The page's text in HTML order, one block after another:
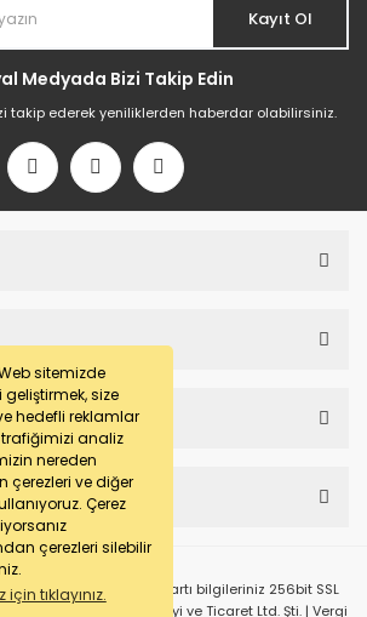
sitemizde
size
hedefli reklamlar
analiz
nereden
ve diğer
Çerez
çerezleri silebilir
tıklayınız.
Kayıt Ol
Medyada Bizi Takip Edin
takip ederek yeniliklerden haberdar olabilirsiniz.
Saklıdır. Kredi kartı bilgileriniz 256bit SSL
Pasfil Makine Sanayi ve Ticaret Ltd. Şti. | Vergi